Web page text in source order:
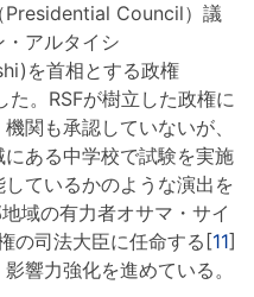
Presidential Council）議
アルタイシ
を首相とする政権
た。RSFが樹立した政権に
関も承認していないが、
ある中学校で試験を実施
ているかのような演出を
域の有力者オサマ・サイ
の司法大臣に任命する[11]
響力強化を進めている。